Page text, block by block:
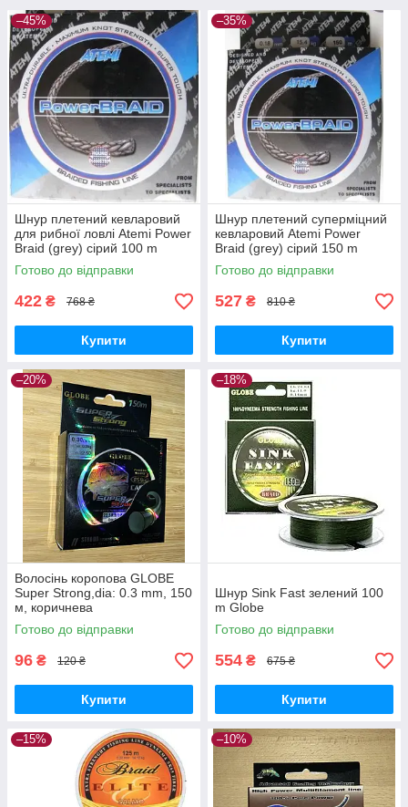
–45%
Шнур плетений кевларовий
для рибної ловлі Atemi Power
Braid (grey) сірий 100 m
Готово до відправки
422 ₴ 768 ₴
Купити
–35%
Шнур плетений суперміцний
кевларовий Atemi Power
Braid (grey) сірий 150 m
оригінал
Готово до відправки
527 ₴ 810 ₴
Купити
–20%
Волосінь коропова GLOBE
Super Strong,dia: 0.3 mm, 150
м, коричнева
Готово до відправки
96 ₴ 120 ₴
Купити
–18%
Шнур Sink Fast зелений 100
m Globe
Готово до відправки
554 ₴ 675 ₴
Купити
–15% –10%